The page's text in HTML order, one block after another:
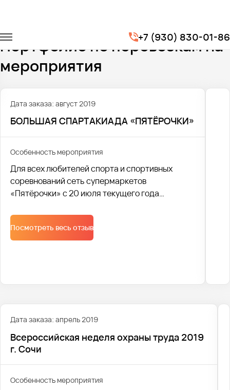
+7 (930) 830-01-86
Транспорт на мероприятия
Портфолио по перевозкам на
мероприятия
Дата заказа: август 2019
БОЛЬШАЯ СПАРТАКИАДА «ПЯТЁРОЧКИ»
Особенность мероприятия
Для всех любителей спорта и спортивных
соревнований сеть супермаркетов
«Пятёрочки» с 20 июля текущего года
Посмотреть весь отзыв
Дата заказа: апрель 2019
Всероссийская неделя охраны труда 2019
г. Сочи
Особенность мероприятия